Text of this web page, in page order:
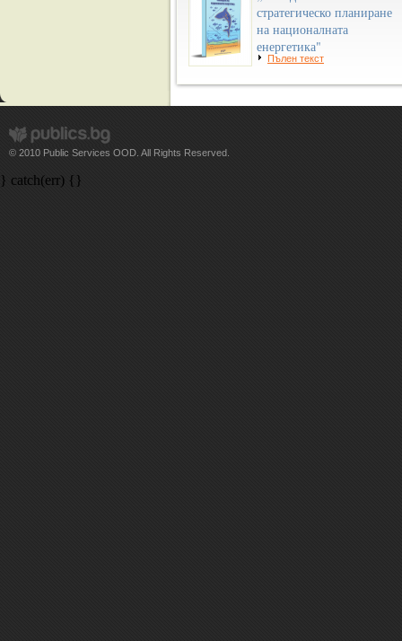
стратегическо планиране
на националната
енергетика"
Пълен текст
© 2010 Public Services OOD. All Rights Reserved.
} catch(err) {}